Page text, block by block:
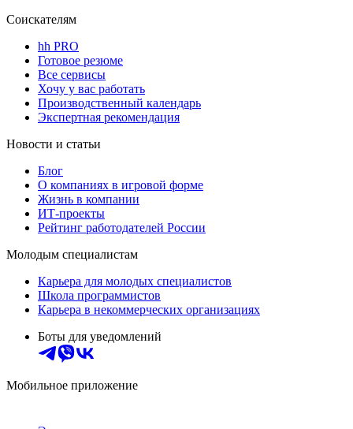
Соискателям
hh PRO
Готовое резюме
Все сервисы
Хочу у вас работать
Производственный календарь
Экспертная рекомендация
Новости и статьи
Блог
О компаниях в игровой форме
Жизнь в компании
ИТ-проекты
Рейтинг работодателей России
Молодым специалистам
Карьера для молодых специалистов
Школа программистов
Карьера в некоммерческих организациях
Боты для уведомлений
Мобильное приложение